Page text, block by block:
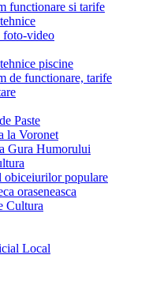
functionare si tarife
foto-video
piscine
de functionare, tarife
Paste
la Voronet
Gura Humorului
obiceiurilor populare
oraseneasca
Cultura
Local